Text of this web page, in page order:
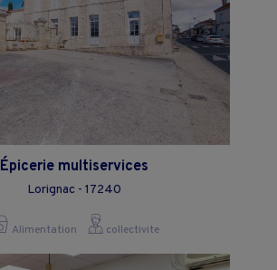
Épicerie multiservices
Lorignac - 17240
Alimentation collectivite